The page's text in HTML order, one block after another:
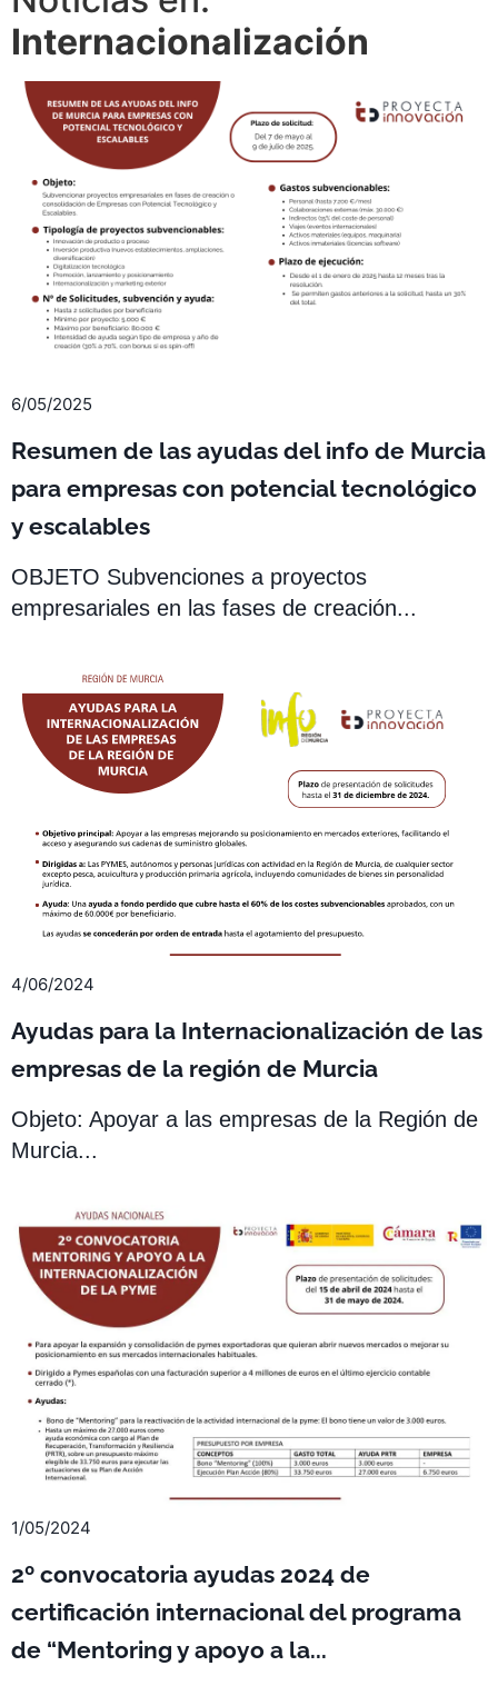
Internacionalización
6/05/2025
Resumen de las ayudas del info de Murcia
para empresas con potencial tecnológico
y escalables
OBJETO Subvenciones a proyectos
empresariales en las fases de creación...
4/06/2024
Ayudas para la Internacionalización de las
empresas de la región de Murcia
Objeto: Apoyar a las empresas de la Región de
Murcia...
1/05/2024
2º convocatoria ayudas 2024 de
certificación internacional del programa
de “Mentoring y apoyo a la...